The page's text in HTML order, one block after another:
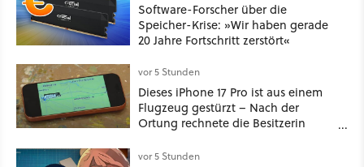
Software-Forscher über die
Speicher-Krise: »Wir haben gerade
20 Jahre Fortschritt zerstört«
vor 5 Stunden
Dieses iPhone 17 Pro ist aus einem
Flugzeug gestürzt – Nach der
Ortung rechnete die Besitzerin
vorzufinden
vor 5 Stunden